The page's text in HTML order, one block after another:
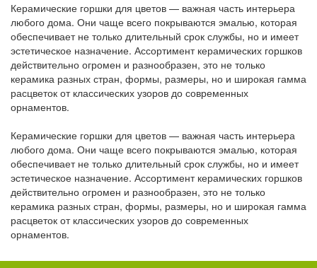
Керамические горшки для цветов — важная часть интерьера
любого дома. Они чаще всего покрываются эмалью, которая
обеспечивает не только длительный срок службы, но и имеет
эстетическое назначение. Ассортимент керамических горшков
действительно огромен и разнообразен, это не только
керамика разных стран, формы, размеры, но и широкая гамма
расцветок от классических узоров до современных
орнаментов.
Керамические горшки для цветов — важная часть интерьера
любого дома. Они чаще всего покрываются эмалью, которая
обеспечивает не только длительный срок службы, но и имеет
эстетическое назначение. Ассортимент керамических горшков
действительно огромен и разнообразен, это не только
керамика разных стран, формы, размеры, но и широкая гамма
расцветок от классических узоров до современных
орнаментов.